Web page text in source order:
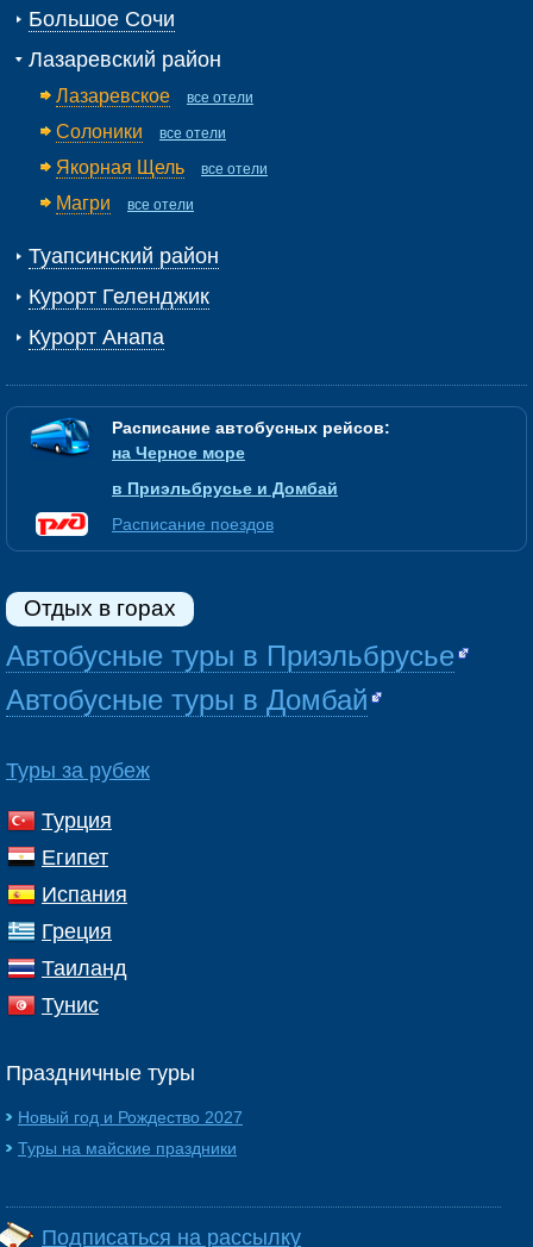
Большое Сочи
Лазаревский район
Лазаревское все отели
Солоники все отели
Якорная Щель все отели
Магри все отели
Туапсинский район
Курорт Геленджик
Курорт Анапа
Расписание автобусных рейсов:
на Черное море
в Приэльбрусье и Домбай
Расписание поездов
Отдых в горах
Автобусные туры в Приэльбрусье
Автобусные туры в Домбай
Туры за рубеж
Турция
Египет
Испания
Греция
Таиланд
Тунис
Праздничные туры
Новый год и Рождество 2027
Туры на майские праздники
Подписаться на рассылку